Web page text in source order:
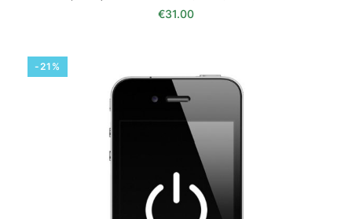
€31.00
-21%